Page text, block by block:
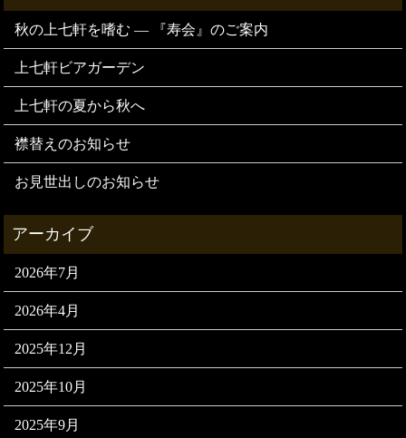
秋の上七軒を嗜む — 『寿会』のご案内
上七軒ビアガーデン
上七軒の夏から秋へ
襟替えのお知らせ
お見世出しのお知らせ
2026年7月
2026年4月
2025年12月
2025年10月
2025年9月